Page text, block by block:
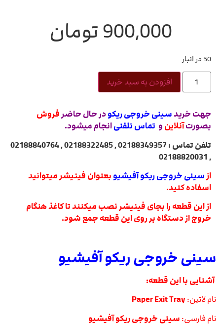
900,000تومان
50 در انبار
افزودن به سبد خرید
جهت خریدسینی خروجی ریکودر حال حاضرفروش
بصورتآنلاین و تماس تلفنیانجام میشود.
تلفن تماس : 02188349357 , 02188322485 , 02188840764
, 02188820031
ازسینی خروجی ریکو آفیشیو بعنوان فینیشر میتوانید
اسفاده کنید.
از این قطعه را بجای فینیشر نصب میکنند تا کاغذ هنگام
خروج از دستگاه بر روی این قطعه جمع شود.
سینی خروجی ریکو آفیشیو
آشنایی با این قطعه:
نام لاتین:
نام فارسی: سینی خروجی ریکو آفیشیو